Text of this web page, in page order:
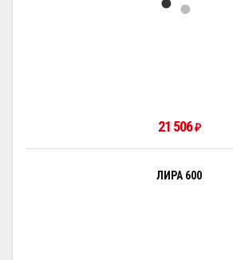
21 506₽
ЛИРА 600